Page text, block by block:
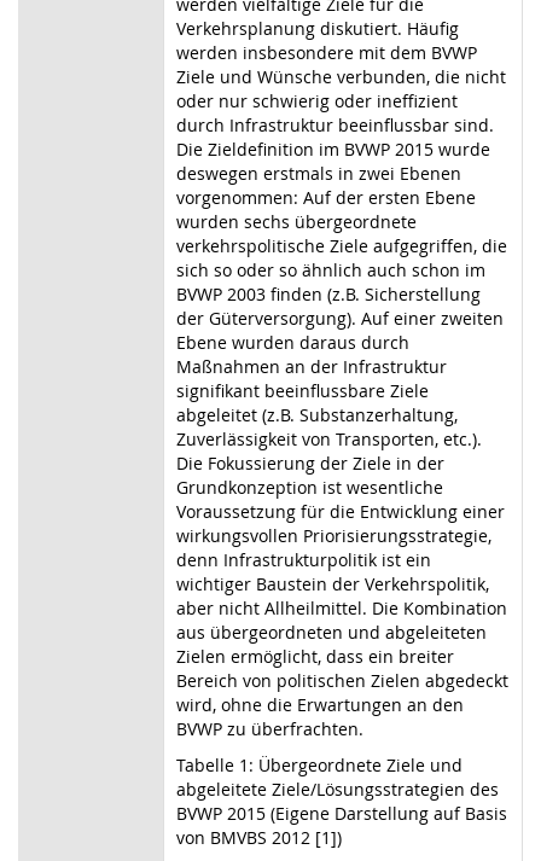
Verkehrsplanung diskutiert. Häufig
werden insbesondere mit dem BVWP
Ziele und Wünsche verbunden, die nicht
oder nur schwierig oder ineffizient
durch Infrastruktur beeinflussbar sind.
Die Zieldefinition im BVWP 2015 wurde
deswegen erstmals in zwei Ebenen
vorgenommen: Auf der ersten Ebene
wurden sechs übergeordnete
verkehrspolitische Ziele aufgegriffen, die
sich so oder so ähnlich auch schon im
BVWP 2003 finden (z.B. Sicherstellung
der Güterversorgung). Auf einer zweiten
Ebene wurden daraus durch
Maßnahmen an der Infrastruktur
signifikant beeinflussbare Ziele
abgeleitet (z.B. Substanzerhaltung,
Zuverlässigkeit von Transporten, etc.).
Die Fokussierung der Ziele in der
Grundkonzeption ist wesentliche
Voraussetzung für die Entwicklung einer
wirkungsvollen Priorisierungsstrategie,
denn Infrastrukturpolitik ist ein
wichtiger Baustein der Verkehrspolitik,
aber nicht Allheilmittel. Die Kombination
aus übergeordneten und abgeleiteten
Zielen ermöglicht, dass ein breiter
Bereich von politischen Zielen abgedeckt
wird, ohne die Erwartungen an den
BVWP zu überfrachten.
Tabelle 1: Übergeordnete Ziele und
abgeleitete Ziele/Lösungsstrategien des
BVWP 2015 (Eigene Darstellung auf Basis
von BMVBS 2012 [1])